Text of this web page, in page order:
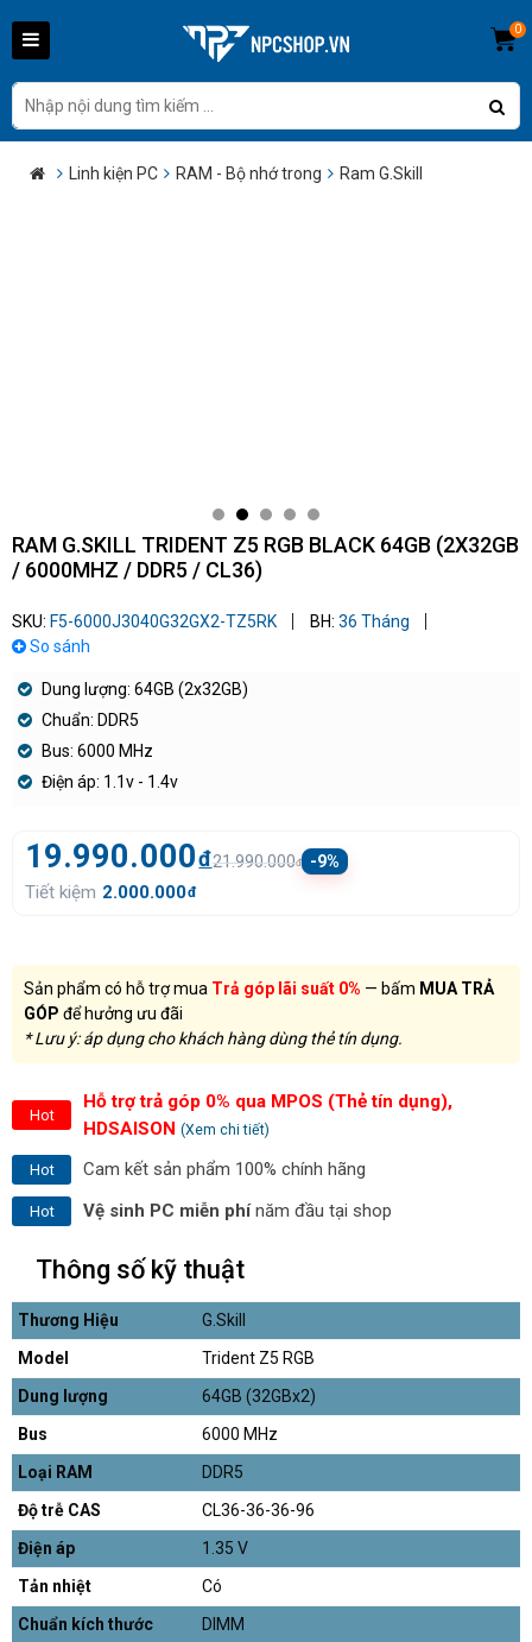
0
Linh kiện PC RAM - Bộ nhớ trong Ram G.Skill
RAM G.SKILL TRIDENT Z5 RGB BLACK 64GB (2X32GB
/ 6000MHZ / DDR5 / CL36)
SKU: F5-6000J3040G32GX2-TZ5RK BH: 36 Tháng
So sánh
Dung lượng: 64GB (2x32GB)
Chuẩn: DDR5
Bus: 6000 MHz
Điện áp: 1.1v - 1.4v
19.990.000đ21.990.000đ -9%
Tiết kiệm 2.000.000đ
Sản phẩm có hỗ trợ mua Trả góp lãi suất 0% — bấm MUA TRẢ
GÓP để hưởng ưu đãi
* Lưu ý: áp dụng cho khách hàng dùng thẻ tín dụng.
Hot
Hỗ trợ trả góp 0% qua MPOS (Thẻ tín dụng),
HDSAISON (Xem chi tiết)
Hot Cam kết sản phẩm 100% chính hãng
Hot Vệ sinh PC miễn phínăm đầu tại shop
Thông số kỹ thuật
Thương Hiệu
G.Skill
Model
Trident Z5 RGB
Dung lượng
64GB (32GBx2)
Bus
6000 MHz
Loại RAM
DDR5
Độ trễ CAS
CL36-36-36-96
Điện áp
1.35 V
Tản nhiệt
Có
Chuẩn kích thước
DIMM